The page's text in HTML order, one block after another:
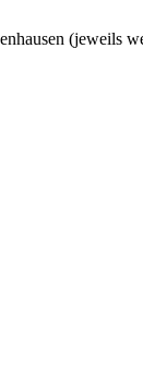
(jeweils